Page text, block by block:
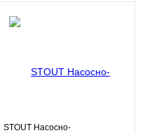
STOUT Насосно-